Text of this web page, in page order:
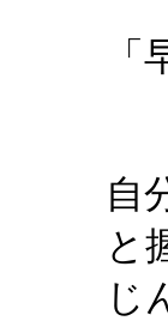
自
と
じ